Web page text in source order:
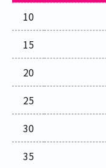
10
15
20
25
30
35